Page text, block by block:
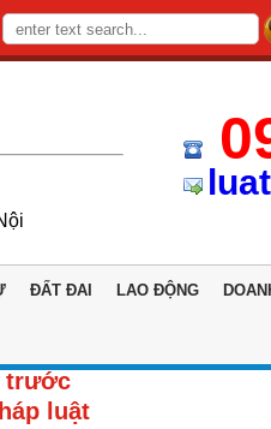
ĐẤT ĐAI LAO ĐỘNG
trước
luật